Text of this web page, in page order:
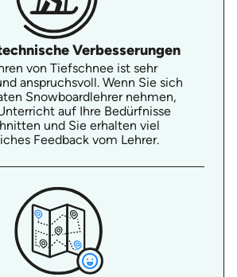
Verbesserungen
von Tiefschnee ist sehr
anspruchsvoll. Wenn Sie sich
Snowboardlehrer nehmen,
auf Ihre Bedürfnisse
und Sie erhalten viel
Feedback vom Lehrer.